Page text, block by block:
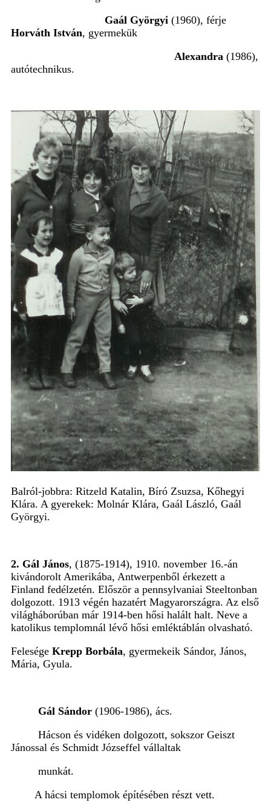
Gaál Györgyi (1960), férje
Horváth István, gyermekük
Alexandra (1986),
autótechnikus.
Balról-jobbra: Ritzeld Katalin, Bíró Zsuzsa, Kőhegyi
Klára. A gyerekek: Molnár Klára, Gaál László, Gaál
Györgyi.
2. Gál János, (1875-1914), 1910. november 16.-án
kivándorolt Amerikába, Antwerpenből érkezett a
Finland fedélzetén. Először a pennsylvaniai Steeltonban
dolgozott. 1913 végén hazatért Magyarországra. Az első
világháborúban már 1914-ben hősi halált halt. Neve a
katolikus templomnál lévő hősi emléktáblán olvasható.
Felesége Krepp Borbála, gyermekeik Sándor, János,
Mária, Gyula.
Gál Sándor (1906-1986), ács.
Hácson és vidéken dolgozott, sokszor Geiszt
Jánossal és Schmidt Józseffel vállaltak
munkát.
A hácsi templomok építésében részt vett.